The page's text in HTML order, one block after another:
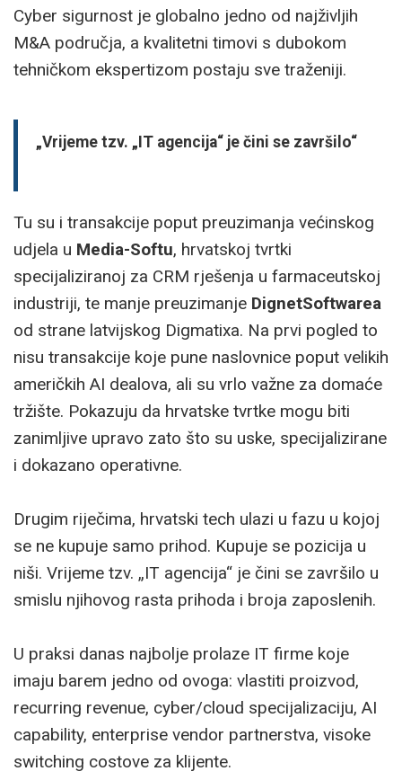
Cyber sigurnost je globalno jedno od najživljih
M&A područja, a kvalitetni timovi s dubokom
tehničkom ekspertizom postaju sve traženiji.
„Vrijeme tzv. „IT agencija“ je čini se završilo“
Tu su i transakcije poput preuzimanja većinskog
udjela u Media-Softu, hrvatskoj tvrtki
specijaliziranoj za CRM rješenja u farmaceutskoj
industriji, te manje preuzimanje DignetSoftwarea
od strane latvijskog Digmatixa. Na prvi pogled to
nisu transakcije koje pune naslovnice poput velikih
američkih AI dealova, ali su vrlo važne za domaće
tržište. Pokazuju da hrvatske tvrtke mogu biti
zanimljive upravo zato što su uske, specijalizirane
i dokazano operativne.
Drugim riječima, hrvatski tech ulazi u fazu u kojoj
se ne kupuje samo prihod. Kupuje se pozicija u
niši. Vrijeme tzv. „IT agencija“ je čini se završilo u
smislu njihovog rasta prihoda i broja zaposlenih.
U praksi danas najbolje prolaze IT firme koje
imaju barem jedno od ovoga: vlastiti proizvod,
recurring revenue, cyber/cloud specijalizaciju, AI
capability, enterprise vendor partnerstva, visoke
switching costove za klijente.